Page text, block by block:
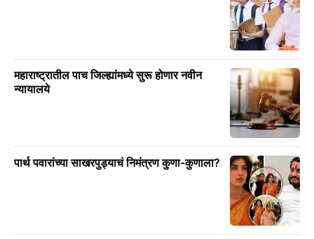
महाराष्ट्रातील पाच जिल्ह्यांमध्ये सुरू होणार नवीन
न्यायालये
पार्थ पवारांच्या साखरपुड्याचं निमंत्रण कुणा-कुणाला?